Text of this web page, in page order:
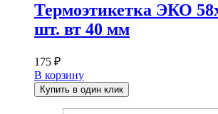
Термоэтикетка ЭКО
шт. вт 40 мм
175 ₽
В корзину
Купить в один клик